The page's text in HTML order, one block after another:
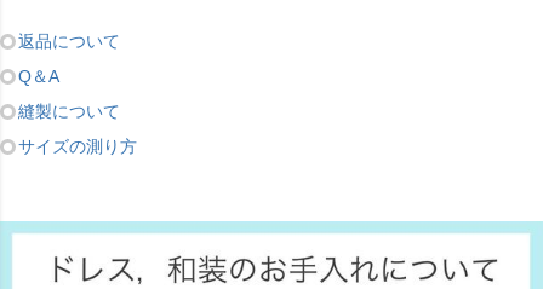
返品について
Q＆A
縫製について
サイズの測り方